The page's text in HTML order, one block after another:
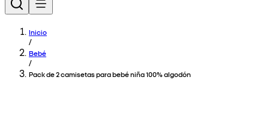
Inicio
/
Bebé
/
Pack de 2 camisetas para bebé niña 100% algodón